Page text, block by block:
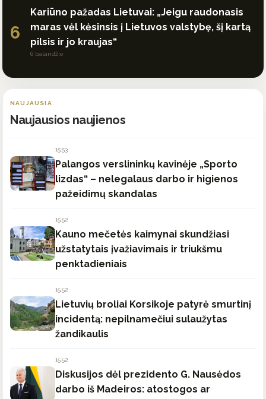
6
Kariūno pažadas Lietuvai: „Jeigu raudonasis
maras vėl kėsinsis į Lietuvos valstybę, šį kartą
pilsis ir jo kraujas“
6 balandžio
NAUJAUSIA
Naujausios naujienos
15:53
Palangos verslininkų kavinėje „Sporto
lizdas“ – nelegalaus darbo ir higienos
pažeidimų skandalas
15:52
Kauno mečetės kaimynai skundžiasi
užstatytais įvažiavimais ir triukšmu
penktadieniais
15:52
Lietuvių broliai Korsikoje patyrė smurtinį
incidentą: nepilnamečiui sulaužytas
žandikaulis
15:52
Diskusijos dėl prezidento G. Nausėdos
darbo iš Madeiros: atostogos ar